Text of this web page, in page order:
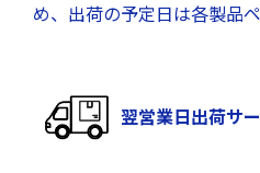
め、出荷の予定日は各製品
翌営業日出荷サ